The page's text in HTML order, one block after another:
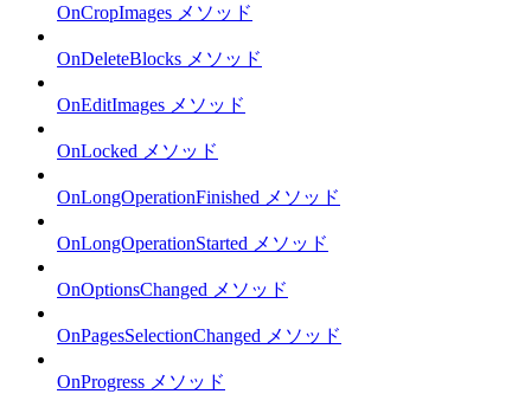
OnCropImages メソッド
OnDeleteBlocks メソッド
OnEditImages メソッド
OnLocked メソッド
OnLongOperationFinished メソッド
OnLongOperationStarted メソッド
OnOptionsChanged メソッド
OnPagesSelectionChanged メソッド
OnProgress メソッド